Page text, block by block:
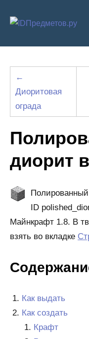
←
Диоритовая
ограда
диорит
ID
Майнкрафт 1.8. В
взять во вкладке
Как выдать
Как создать
Крафт